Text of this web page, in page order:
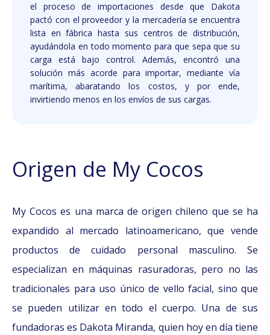
el proceso de importaciones desde que Dakota
pactó con el proveedor y la mercadería se encuentra
lista en fábrica hasta sus centros de distribución,
ayudándola en todo momento para que sepa que su
carga está bajo control. Además, encontró una
solución más acorde para importar, mediante vía
marítima, abaratando los costos, y por ende,
invirtiendo menos en los envíos de sus cargas.
Origen de My Cocos
My Cocos es una marca de origen chileno que se ha
expandido al mercado latinoamericano, que vende
productos de cuidado personal masculino. Se
especializan en máquinas rasuradoras, pero no las
tradicionales para uso único de vello facial, sino que
se pueden utilizar en todo el cuerpo. Una de sus
fundadoras es Dakota Miranda, quien hoy en día tiene